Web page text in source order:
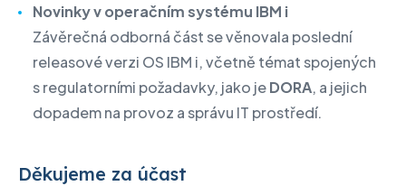
Novinky v operačním systému IBM i
Závěrečná odborná část se věnovala poslední
releasové verzi OS IBM i, včetně témat spojených
s regulatorními požadavky, jako jeDORA, a jejich
dopadem na provoz a správu IT prostředí.
Děkujeme za účast